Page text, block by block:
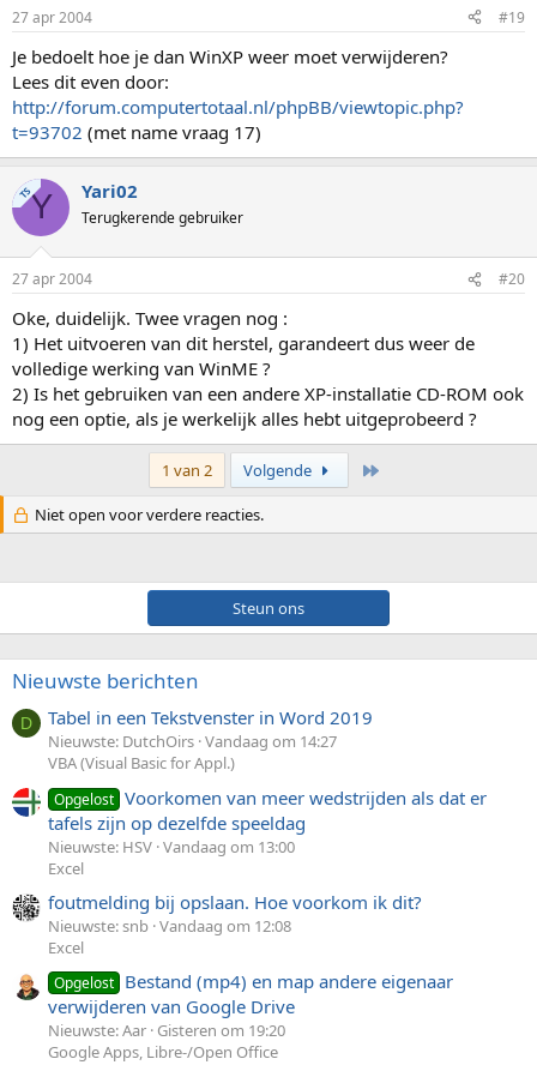
27 apr 2004 #19
Je bedoelt hoe je dan WinXP weer moet verwijderen?
Lees dit even door:
http://forum.computertotaal.nl/phpBB/viewtopic.php?
t=93702 (met name vraag 17)
TSY Yari02
Terugkerende gebruiker
27 apr 2004 #20
Oke, duidelijk. Twee vragen nog :
1) Het uitvoeren van dit herstel, garandeert dus weer de
volledige werking van WinME ?
2) Is het gebruiken van een andere XP-installatie CD-ROM ook
nog een optie, als je werkelijk alles hebt uitgeprobeerd ?
1 van 2 Volgende
Niet open voor verdere reacties.
Steun ons
Nieuwste berichten
D Tabel in een Tekstvenster in Word 2019
Nieuwste: DutchOirs Vandaag om 14:27
VBA (Visual Basic for Appl.)
Opgelost Voorkomen van meer wedstrijden als dat er
tafels zijn op dezelfde speeldag
Nieuwste: HSV Vandaag om 13:00
Excel
foutmelding bij opslaan. Hoe voorkom ik dit?
Nieuwste: snb Vandaag om 12:08
Excel
Opgelost Bestand (mp4) en map andere eigenaar
verwijderen van Google Drive
Nieuwste: Aar Gisteren om 19:20
Google Apps, Libre-/Open Office